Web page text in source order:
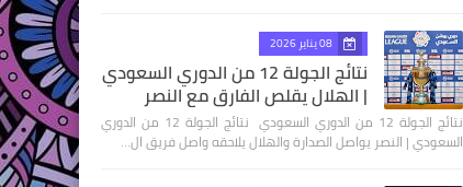
08 يناير 2026
نتائج الجولة 12 من الدوري السعودي
| الهلال يقلص الفارق مع النصر
نتائج الجولة 12 من الدوري السعودي نتائج الجولة 12 من الدوري
السعودي | النصر يواصل الصدارة والهلال يلاحقه واصل فريق ال…